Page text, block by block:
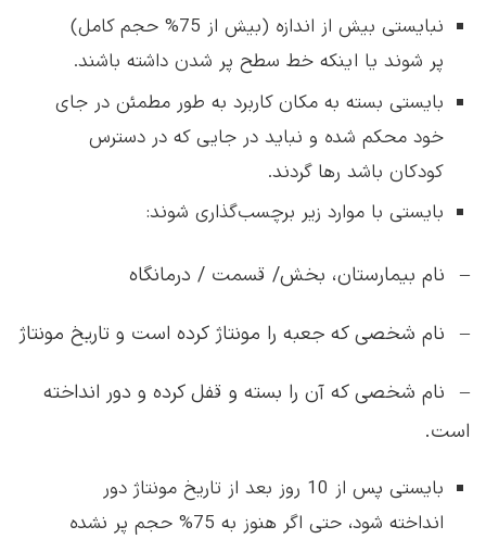
نبایستی بیش از اندازه (بیش از 75% حجم کامل)
پر شوند یا اینکه خط سطح پر شدن داشته باشند.
بایستی بسته به مکان کاربرد به طور مطمئن در جای
خود محکم شده و نباید در جایی که در دسترس
کودکان باشد رها گردند.
بایستی با موارد زیر برچسب‌گذاری شوند:
– نام بیمارستان، بخش/ قسمت / درمانگاه
– نام شخصی که جعبه را مونتاژ کرده است و تاریخ مونتاژ
– نام شخصی که آن را بسته و قفل کرده و دور انداخته
است.
بایستی پس از 10 روز بعد از تاریخ مونتاژ دور
انداخته شود، حتی اگر هنوز به 75% حجم پر نشده